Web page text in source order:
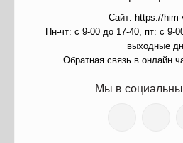
Сайт: https://
Пн-чт: с 9-00 до 17-40, пт: с 9-
выходные
Обратная связь в онлайн
Мы в